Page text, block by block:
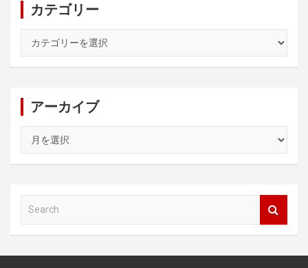
カテゴリー
ゴ
アーカイブ
カ
c